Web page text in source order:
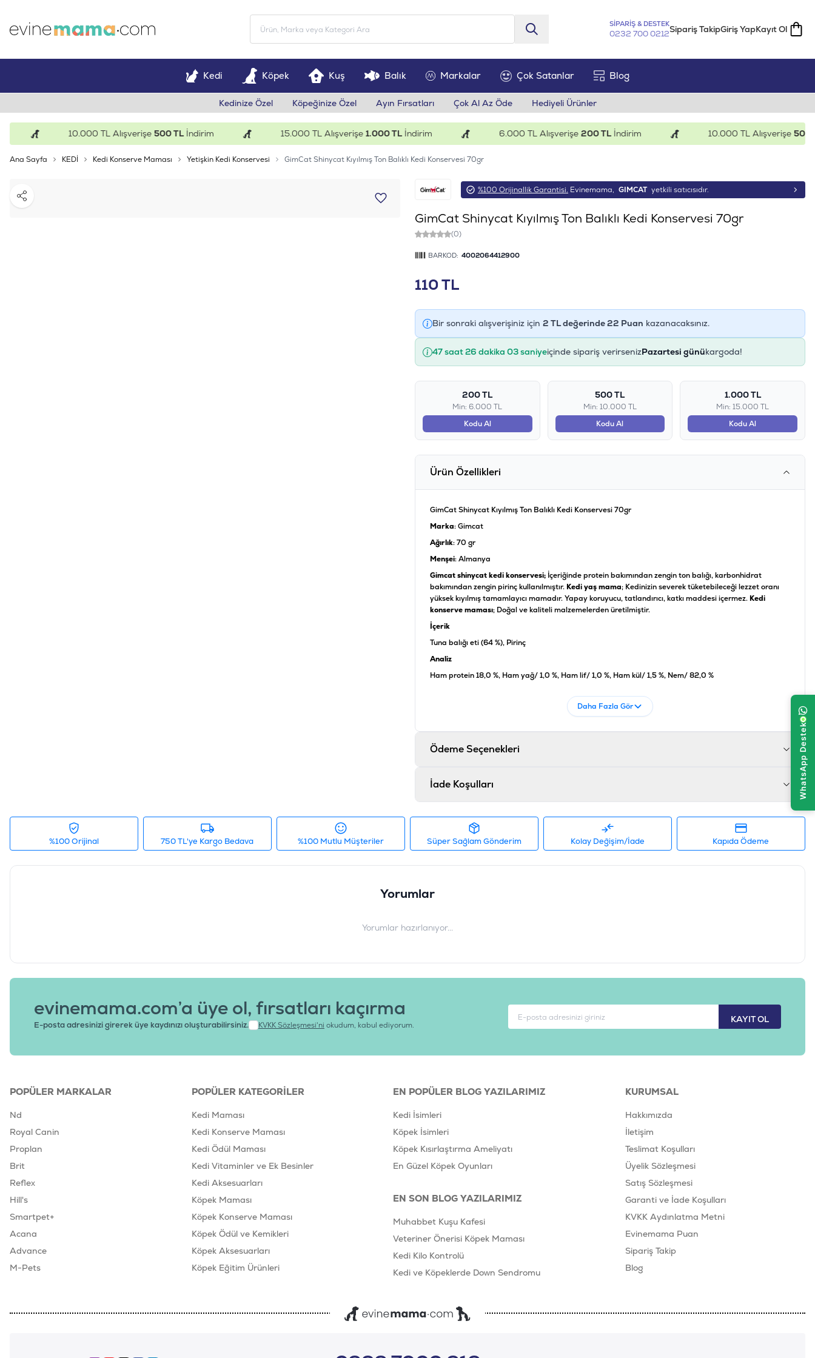
SİPARİŞ & DESTEK
0232 700 0212Sipariş TakipGiriş YapKayıt Ol
Kedi Köpek Kuş Balık Markalar Çok Satanlar Blog
Kedinize Özel Köpeğinize Özel Ayın Fırsatları Çok Al Az Öde Hediyeli Ürünler
10.000 TL Alışverişe500 TLİndirim 15.000 TL Alışverişe1.000 TLİndirim 6.000 TL Alışverişe200 TLİndirim 10.000 TL Alışverişe500 TL
Ana Sayfa KEDİ Kedi Konserve Maması Yetişkin Kedi Konservesi GimCat Shinycat Kıyılmış Ton Balıklı Kedi Konservesi 70gr
Paylaş
%100 Orijinallik Garantisi. Evinemama, GIMCAT yetkili satıcısıdır.
GimCat Shinycat Kıyılmış Ton Balıklı Kedi Konservesi 70gr
(0)
BARKOD: 4002064412900
110TL
Bir sonraki alışverişiniz için 2 TL değerinde22 Puan kazanacaksınız.
47 saat 26 dakika 02 saniyeiçinde sipariş verirsenizPazartesi günükargoda!
200 TL
Min: 6.000 TL
Kodu Al
500 TL
Min: 10.000 TL
Kodu Al
1.000 TL
Min: 15.000 TL
Kodu Al
Ürün Özellikleri
GimCat Shinycat Kıyılmış Ton Balıklı Kedi Konservesi 70gr
Marka: Gimcat
Ağırlık: 70 gr
Menşei: Almanya
Gimcat shinycat kedi konservesi; İçeriğinde protein bakımından zengin ton balığı, karbonhidrat
bakımından zengin pirinç kullanılmıştır. Kedi yaş mama; Kedinizin severek tüketebileceği lezzet oranı
yüksek kıyılmış tamamlayıcı mamadır. Yapay koruyucu, tatlandırıcı, katkı maddesi içermez. Kedi
konserve maması; Doğal ve kaliteli malzemelerden üretilmiştir.
İçerik
Tuna balığı eti (64 %), Pirinç
Analiz
Ham protein 18,0 %, Ham yağ/ 1,0 %, Ham lif/ 1,0 %, Ham kül/ 1,5 %, Nem/ 82,0 %
4002064412900
Daha Fazla Gör
Ödeme Seçenekleri
İade Koşulları
%100 Orijinal 750 TL'ye Kargo Bedava %100 Mutlu Müşteriler Süper Sağlam Gönderim Kolay Değişim/İade Kapıda Ödeme
Yorumlar
Yorumlar hazırlanıyor...
KAYIT OL
evinemama.com’a üye ol, fırsatları kaçırma
E-posta adresinizi girerek üye kaydınızı oluşturabilirsiniz. KVKK Sözleşmesi'ni okudum, kabul ediyorum.
POPÜLER MARKALAR
Nd
Royal Canin
Proplan
Brit
Reflex
Hill's
Smartpet+
Acana
Advance
M-Pets
POPÜLER KATEGORILER
Kedi Maması
Kedi Konserve Maması
Kedi Ödül Maması
Kedi Vitaminler ve Ek Besinler
Kedi Aksesuarları
Köpek Maması
Köpek Konserve Maması
Köpek Ödül ve Kemikleri
Köpek Aksesuarları
Köpek Eğitim Ürünleri
EN POPÜLER BLOG YAZILARIMIZ
Kedi İsimleri
Köpek İsimleri
Köpek Kısırlaştırma Ameliyatı
En Güzel Köpek Oyunları
EN SON BLOG YAZILARIMIZ
Muhabbet Kuşu Kafesi
Veteriner Önerisi Köpek Maması
Kedi Kilo Kontrolü
Kedi ve Köpeklerde Down Sendromu
KURUMSAL
Hakkımızda
İletişim
Teslimat Koşulları
Üyelik Sözleşmesi
Satış Sözleşmesi
Garanti ve İade Koşulları
KVKK Aydınlatma Metni
Evinemama Puan
Sipariş Takip
Blog